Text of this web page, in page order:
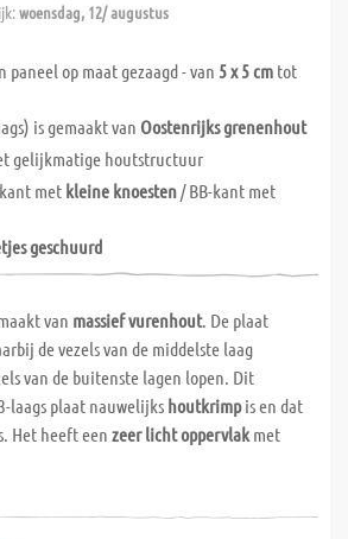
woensdag, 12/ augustus
paneel op maat gezaagd - van 5 x 5 cm tot
is gemaakt van Oostenrijks grenenhout
gelijkmatige houtstructuur
met kleine knoesten/ BB-kant met
geschuurd
van massief vurenhout. De plaat
de vezels van de middelste laag
van de buitenste lagen lopen. Dit
laags plaat nauwelijks houtkrimpis en dat
Het heeft een zeer licht oppervlak met